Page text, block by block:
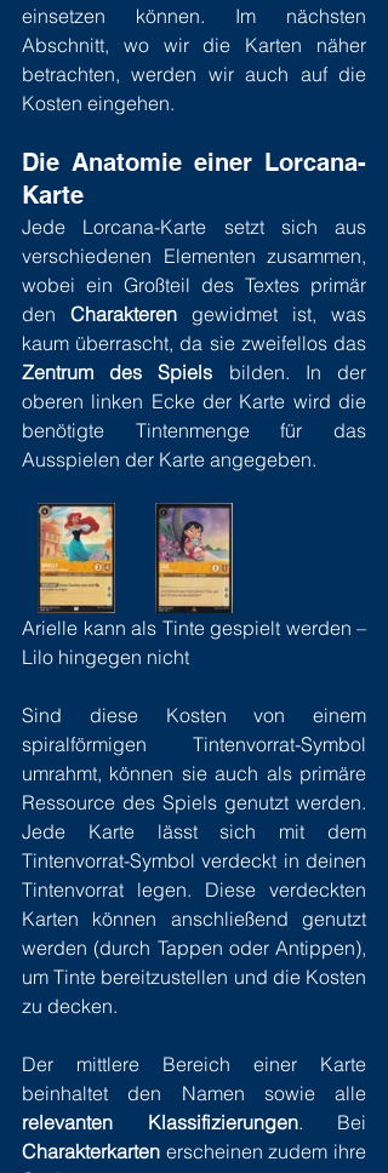
einsetzen können. Im nächsten
Abschnitt, wo wir die Karten näher
betrachten, werden wir auch auf die
Kosten eingehen.
Die Anatomie einer Lorcana-
Karte
Jede Lorcana-Karte setzt sich aus
verschiedenen Elementen zusammen,
wobei ein Großteil des Textes primär
den Charakteren gewidmet ist, was
Zentrum des Spiels bilden. In der
oberen linken Ecke der Karte wird die
benötigte Tintenmenge für das
Ausspielen der Karte angegeben.
Arielle kann als Tinte gespielt werden –
Lilo hingegen nicht
Sind diese Kosten von einem
spiralförmigen Tintenvorrat-Symbol
umrahmt, können sie auch als primäre
Ressource des Spiels genutzt werden.
Jede Karte lässt sich mit dem
Tintenvorrat-Symbol verdeckt in deinen
Tintenvorrat legen. Diese verdeckten
Karten können anschließend genutzt
werden (durch Tappen oder Antippen),
um Tinte bereitzustellen und die Kosten
zu decken.
Der mittlere Bereich einer Karte
relevanten Klassifizierungen
Charakterkarten